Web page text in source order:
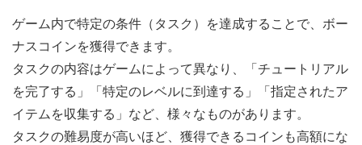
ゲーム内で特定の条件（タスク）を達成することで、ボー
ナスコインを獲得できます。
タスクの内容はゲームによって異なり、「チュートリアル
を完了する」「特定のレベルに到達する」「指定されたア
イテムを収集する」など、様々なものがあります。
タスクの難易度が高いほど、獲得できるコインも高額にな